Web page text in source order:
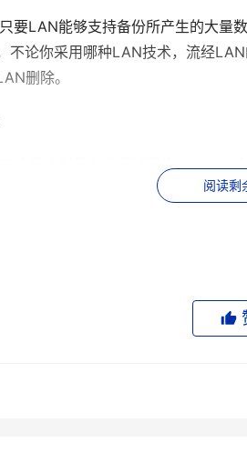
要LAN能够支持备份所产生的大量
不论你采用哪种LAN技术，流经
删除。
用户利用存储区域网络（SAN）
又同时具有分布式备份方案的卓越
据的服务器都需要配置一个光纤通
个服务器或服务器群集就作为网
阅读剩